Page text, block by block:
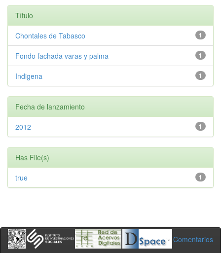
Título
1
Chontales de Tabasco
1
Fondo fachada varas y palma
1
Indigena
Fecha de lanzamiento
1
2012
Has File(s)
1
true
Comentarios